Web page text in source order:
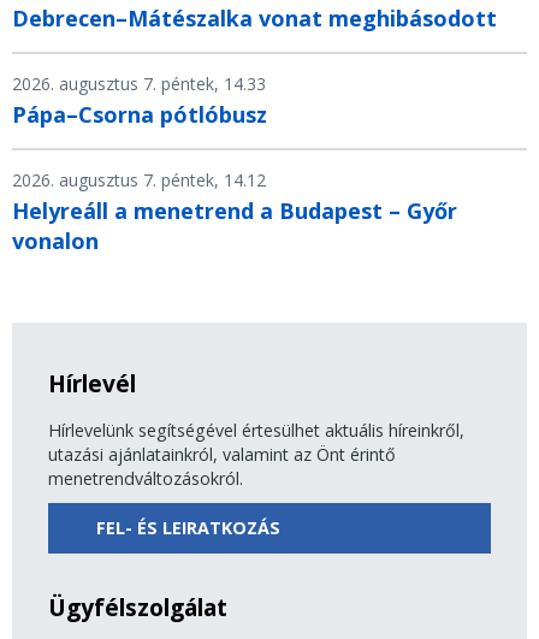
Debrecen–Mátészalka vonat meghibásodott
2026. augusztus 7. péntek, 14.33
Pápa–Csorna pótlóbusz
2026. augusztus 7. péntek, 14.12
Helyreáll a menetrend a Budapest – Győr
vonalon
Hírlevél
Hírlevelünk segítségével értesülhet aktuális híreinkről,
utazási ajánlatainkról, valamint az Önt érintő
menetrendváltozásokról.
FEL- ÉS LEIRATKOZÁS
Ügyfélszolgálat